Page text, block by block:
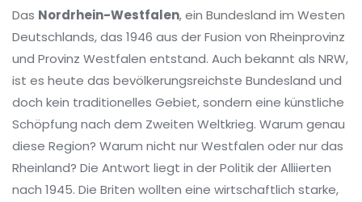
Das Nordrhein-Westfalen,ein Bundesland im Westen
Deutschlands, das 1946 aus der Fusion von Rheinprovinz
und Provinz Westfalen entstand. Auch bekannt als NRW,
ist es heute das bevölkerungsreichste Bundesland und
doch kein traditionelles Gebiet, sondern eine künstliche
Schöpfung nach dem Zweiten Weltkrieg. Warum genau
diese Region? Warum nicht nur Westfalen oder nur das
Rheinland? Die Antwort liegt in der Politik der Alliierten
nach 1945. Die Briten wollten eine wirtschaftlich starke,